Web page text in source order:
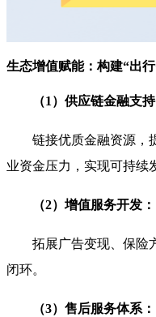
生态增值赋能：构建“出
（1）供应链金融支持
链接优质金融资源，
业资金压力，实现可持续
（2）增值服务开发：
拓展广告变现、保险
闭环。
（3）售后服务体系：